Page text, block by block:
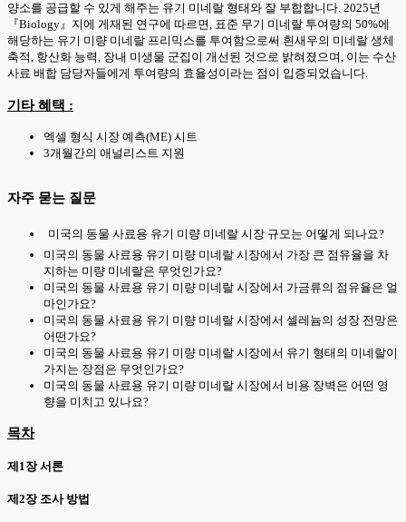
양소를 공급할 수 있게 해주는 유기 미네랄 형태와 잘 부합합니다. 2025년
『Biology』지에 게재된 연구에 따르면, 표준 무기 미네랄 투여량의 50%에
해당하는 유기 미량 미네랄 프리믹스를 투여함으로써 흰새우의 미네랄 생체
축적, 항산화 능력, 장내 미생물 군집이 개선된 것으로 밝혀졌으며, 이는 수산
사료 배합 담당자들에게 투여량의 효율성이라는 점이 입증되었습니다.
기타 혜택 :
엑셀 형식 시장 예측(ME) 시트
3개월간의 애널리스트 지원
자주 묻는 질문
미국의 동물 사료용 유기 미량 미네랄 시장 규모는 어떻게 되나요?
미국의 동물 사료용 유기 미량 미네랄 시장에서 가장 큰 점유율을 차
지하는 미량 미네랄은 무엇인가요?
미국의 동물 사료용 유기 미량 미네랄 시장에서 가금류의 점유율은 얼
마인가요?
미국의 동물 사료용 유기 미량 미네랄 시장에서 셀레늄의 성장 전망은
어떤가요?
미국의 동물 사료용 유기 미량 미네랄 시장에서 유기 형태의 미네랄이
가지는 장점은 무엇인가요?
미국의 동물 사료용 유기 미량 미네랄 시장에서 비용 장벽은 어떤 영
향을 미치고 있나요?
목차
제1장 서론
제2장 조사 방법